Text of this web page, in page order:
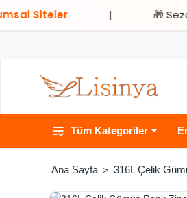
🎁 Sezonluk
Tüm Kategoriler
316L Çelik